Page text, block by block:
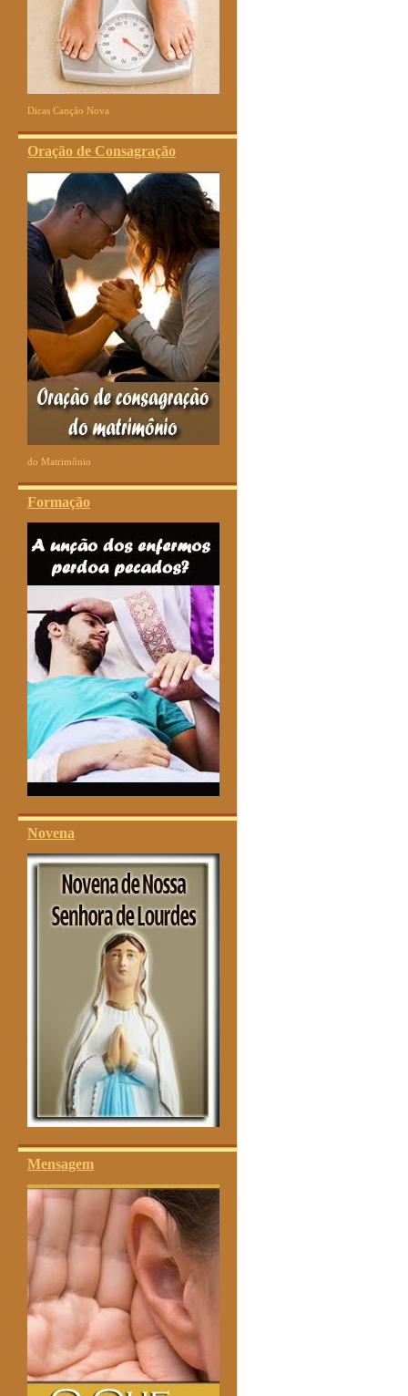
Dicas Canção Nova
Oração de Consagração
do Matrimônio
Formação
Novena
Mensagem